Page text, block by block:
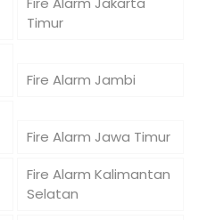
Timur
Fire Alarm Jambi
Fire Alarm Jawa Timur
Fire Alarm Kalimantan
Selatan